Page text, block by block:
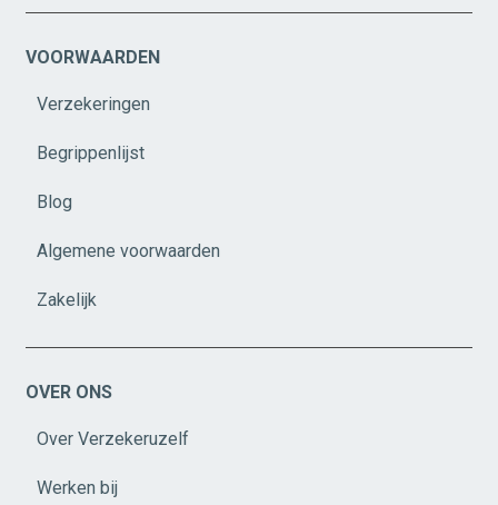
VOORWAARDEN
Verzekeringen
Begrippenlijst
Blog
Algemene voorwaarden
Zakelijk
OVER ONS
Over Verzekeruzelf
Werken bij